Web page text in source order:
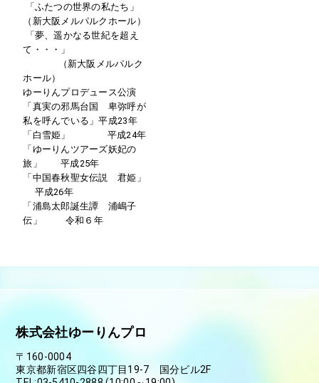
「ふたつの世界の私たち」
（新大阪メルパルクホール）
「夢、遥かなる世紀を超え
て・・・」
（新大阪メルパルク
ホール）
ゆーりんプロデュース公演
「真実の邪馬台国 卑弥呼が
私を呼んでいる」平成23年
「白雪姫」 平成24年
「ゆーりんツアーズ妖妃の
旅」 平成25年
「中国春秋聖女伝説 君姫」
平成26年
「浦島太郎誕生譚 浦嶋子
伝」 令和６年
株式会社ゆーりんプロ
〒160-0004
東京都新宿区四谷四丁目19-7 国分ビル2F